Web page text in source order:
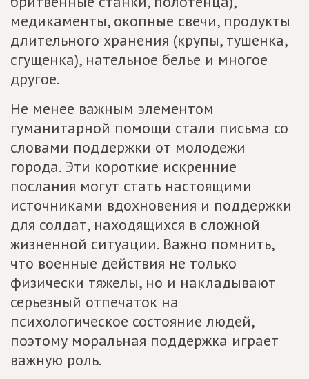
медикаменты, окопные свечи, продукты
длительного хранения (крупы, тушенка,
сгущенка), нательное белье и многое
другое.
Не менее важным элементом
гуманитарной помощи стали письма со
словами поддержки от молодежи
города. Эти короткие искренние
послания могут стать настоящими
источниками вдохновения и поддержки
для солдат, находящихся в сложной
жизненной ситуации. Важно помнить,
что военные действия не только
физически тяжелы, но и накладывают
серьезный отпечаток на
психологическое состояние людей,
поэтому моральная поддержка играет
важную роль.